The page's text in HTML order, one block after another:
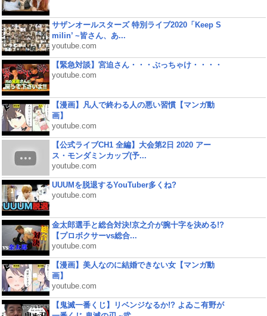
サザンオールスターズ 特別ライブ2020「Keep S
milin’ ~皆さん、あ...
youtube.com
【緊急対談】宮迫さん・・・ぶっちゃけ・・・・
youtube.com
【漫画】凡人で終わる人の悪い習慣【マンガ動
画】
youtube.com
【公式ライブCH1 全編】大会第2日 2020 アー
ス・モンダミンカップ(予...
youtube.com
UUUMを脱退するYouTuber多くね?
youtube.com
金太郎選手と総合対決!京之介が腕十字を決める!?
【プロボクサーvs総合...
youtube.com
【漫画】美人なのに結婚できない女【マンガ動
画】
youtube.com
【鬼滅一番くじ】リベンジなるか!? よゐこ有野が